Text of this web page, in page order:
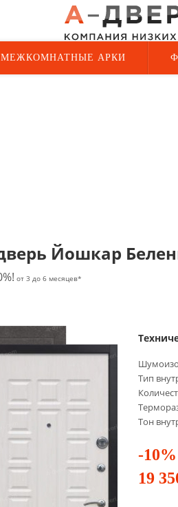
МЕЖКОМНАТНЫЕ АРКИ
Йошкар
от 3 до 6 месяцев*
Тип
Тон
-10%
19